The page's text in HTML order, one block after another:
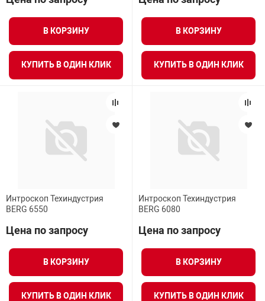
В КОРЗИНУ
КУПИТЬ В ОДИН КЛИК
В КОРЗИНУ
КУПИТЬ В ОДИН КЛИК
Интроскоп Техиндустрия
BERG 6550
Цена по запросу
В КОРЗИНУ
КУПИТЬ В ОДИН КЛИК
Интроскоп Техиндустрия
BERG 6080
Цена по запросу
В КОРЗИНУ
КУПИТЬ В ОДИН КЛИК